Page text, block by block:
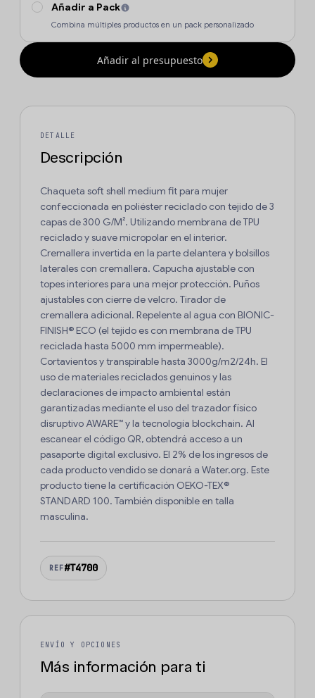
Añadir a Pack
Combina múltiples productos en un pack personalizado
Añadir al presupuesto
DETALLE
Descripción
Chaqueta soft shell medium fit para mujer
confeccionada en poliéster reciclado con tejido de 3
capas de 300 G/M². Utilizando membrana de TPU
reciclado y suave micropolar en el interior.
Cremallera invertida en la parte delantera y bolsillos
laterales con cremallera. Capucha ajustable con
topes interiores para una mejor protección. Puños
ajustables con cierre de velcro. Tirador de
cremallera adicional. Repelente al agua con BIONIC-
FINISH® ECO (el tejido es con membrana de TPU
reciclada hasta 5000 mm impermeable).
Cortavientos y transpirable hasta 3000g/m2/24h. El
uso de materiales reciclados genuinos y las
declaraciones de impacto ambiental están
garantizadas mediante el uso del trazador físico
disruptivo AWARE™ y la tecnología blockchain. Al
escanear el código QR, obtendrá acceso a un
pasaporte digital exclusivo. El 2% de los ingresos de
cada producto vendido se donará a Water.org. Este
producto tiene la certificación OEKO-TEX®
STANDARD 100. También disponible en talla
masculina.
REF#T4700
ENVÍO Y OPCIONES
Más información para ti